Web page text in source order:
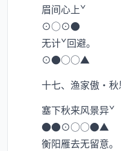
眉间心上ˇ
⊙○⊙●
无计ˇ回避。
⊙●○○▲
十七、渔家傲
塞下秋来风景异ˇ
●●⊙○○●▲
衡阳雁去无留意。